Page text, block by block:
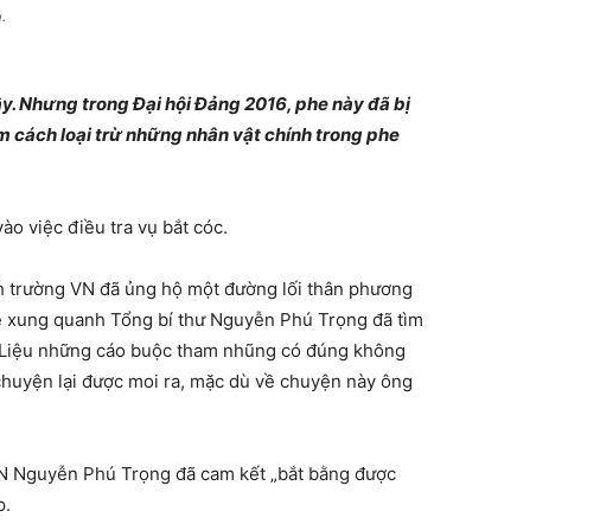
Nhưng trong Đại hội Đảng 2016, phe này đã bị
cách loại trừ những nhân vật chính trong phe
việc điều tra vụ bắt cóc.
VN đã ủng hộ một đường lối thân phương
quanh Tổng bí thư Nguyễn Phú Trọng đã tìm
những cáo buộc tham nhũng có đúng không
lại được moi ra, mặc dù về chuyện này ông
Phú Trọng đã cam kết „bắt bằng được